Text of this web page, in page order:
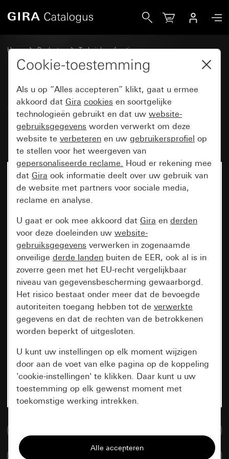
Home Producten
Techniek en functies
System 3000 DALI, overige electronica
System 3000 opzetstuk
bewegingsmelder 1,10 m
Komfort BT System 55
Cookie-toestemming
Als u op “Alles accepteren” klikt, gaat u ermee
akkoord dat Gira cookies en soortgelijke
technologieën gebruikt en dat uw website-
gebruiksgegevens worden verwerkt om deze
website te verbeteren en uw gebruikersprofiel op
te stellen voor het weergeven van
gepersonaliseerde reclame. Houd er rekening mee
dat Gira ook informatie deelt over uw gebruik van
de website met partners voor sociale media,
reclame en analyse.
U gaat er ook mee akkoord dat Gira en derden
voor deze doeleinden uw website-
gebruiksgegevens verwerken in zogenaamde
onveilige derde landen buiten de EER, ook al is in
zoverre geen met het EU-recht vergelijkbaar
niveau van gegevensbescherming gewaarborgd.
Het risico bestaat onder meer dat de bevoegde
autoriteiten toegang hebben tot de verwerkte
gegevens en dat de rechten van de betrokkenen
worden beperkt of uitgesloten.
U kunt uw instellingen op elk moment wijzigen
door aan de voet van elke pagina op de koppeling
'cookie-instellingen' te klikken. Daar kunt u uw
toestemming op elk gewenst moment met
toekomstige werking intrekken.
Alle cookies die wij nodig hebben om de